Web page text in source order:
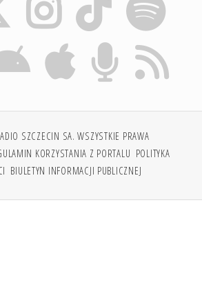
SZCZECIN SA. WSZYSTKIE PRAWA
KORZYSTANIA Z PORTALU POLITYKA
BIULETYN INFORMACJI PUBLICZNEJ